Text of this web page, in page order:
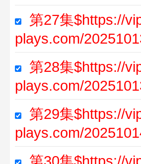
第27集$https://
plays.com/
第28集$https://
plays.com/
第29集$https://
plays.com/